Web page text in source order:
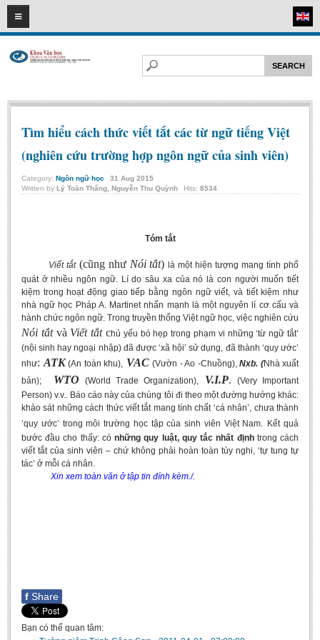
08 2026
HOME
Faculty of Literature
Departments
Department of Foreign Literatures and Comparative Literature
Images - Events
ACADEMIC
Undergraduate: Regular Degree
Undergraduate: Honor Degree
Postgraduate
LITERARY WRITINGS & TRANSLATING
RESEARCH
Sinology & Nom
Linguistics
Theater and Film
Culture - History - Philosophy
Education
Tìm hiểu cách thức viết tắt các từ ngữ tiếng Việt
(nghiên cứu trường hợp ngôn ngữ của sinh viên)
Category: Ngôn ngữ học 31 Aug 2015
Written by Lý Toàn Thắng, Nguyễn Thu Quỳnh Hits: 8534
Tóm tắt
Viết tắt(cũng nhưNói tắt)là một hiện tượng mang tính phổ
quát ở nhiều ngôn ngữ. Lí do sâu xa của nó là con người muốn tiết
kiệm trong hoạt động giao tiếp bằng ngôn ngữ viết, và tiết kiệm như
nhà ngữ học Pháp A. Martinet nhấn mạnh là một nguyên lí cơ cấu và
hành chức ngôn ngữ. Trong truyền thống Việt ngữ học, việc nghiên cứu
Nói tắtvà Viết tắtchủ yếu bó hẹp trong phạm vi những ‘từ ngữ tắt’
(nội sinh hay ngoại nhập) đã được ‘xã hội’ sử dụng, đã thành ‘quy ước’
như: ATK(An toàn khu), VAC (Vườn - Ao -Chuồng), Nxb. (Nhà xuất
bản);
WTO (World Trade Organization), V.I.P.
(Very Important
Person) v.v.. Báo cáo này của chúng tôi đi theo một đường hướng khác:
khảo sát những cách thức viết tắt mang tính chất ‘cá nhân’, chưa thành
‘quy ước’ trong môi trường học tập của sinh viên Việt Nam. Kết quả
bước đầu cho thấy: cónhững quy luật, quy tắc nhất địnhtrong cách
viết tắt của sinh viên – chứ không phải hoàn toàn tùy nghi, ‘tự tung tự
tác’ ở mỗi cá nhân.
Xin xem toàn văn ở tập tin đính kèm./.
f Share
Bạn có thể quan tâm: